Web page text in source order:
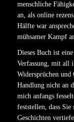
menschliche
an, als online
Hälfte war
mühsamer Kampf
Dieses Buch ist
Verfassung, mit all
Widersprüchen und
Handlung nicht an
mich anfangs
feststellen, dass
Geschichten